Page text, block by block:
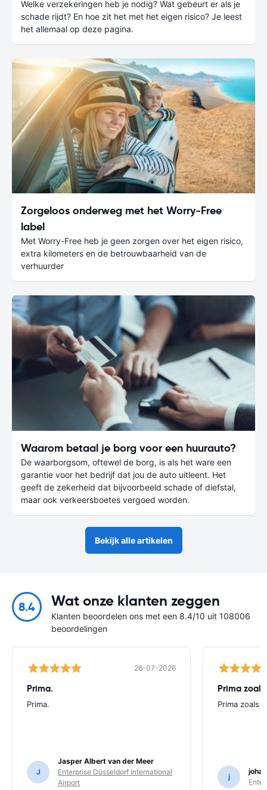
Welke verzekeringen heb je nodig? Wat gebeurt er als je
schade rijdt? En hoe zit het met het eigen risico? Je leest
het allemaal op deze pagina.
Zorgeloos onderweg met het Worry-Free
label
Met Worry-Free heb je geen zorgen over het eigen risico,
extra kilometers en de betrouwbaarheid van de
verhuurder
Waarom betaal je borg voor een huurauto?
De waarborgsom, oftewel de borg, is als het ware een
garantie voor het bedrijf dat jou de auto uitleent. Het
geeft de zekerheid dat bijvoorbeeld schade of diefstal,
maar ook verkeersboetes vergoed worden.
Bekijk alle artikelen
8.4 Wat onze klanten zeggen
Klanten beoordelen ons met een 8.4/10 uit 108006
beoordelingen
26-07-2026
Prima.
Prima.
J
Jasper Albert van der Meer
Enterprise Düsseldorf International
Airport
Prima
Prima zoals
j